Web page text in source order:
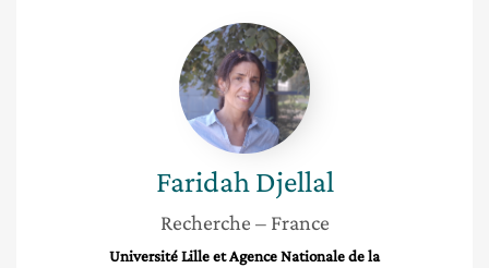
Faridah
Djellal
Faridah Djellal
Recherche – France
Université Lille et Agence Nationale de la